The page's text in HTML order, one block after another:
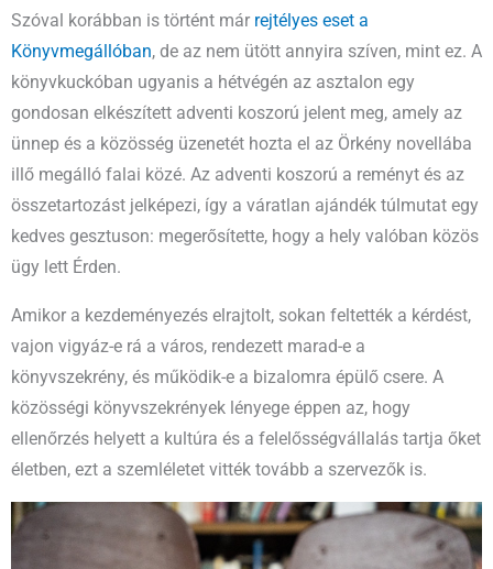
Szóval korábban is történt már rejtélyes eset a
Könyvmegállóban, de az nem ütött annyira szíven, mint ez. A
könyvkuckóban ugyanis a hétvégén az asztalon egy
gondosan elkészített adventi koszorú jelent meg, amely az
ünnep és a közösség üzenetét hozta el az Örkény novellába
illő megálló falai közé. Az adventi koszorú a reményt és az
összetartozást jelképezi, így a váratlan ajándék túlmutat egy
kedves gesztuson: megerősítette, hogy a hely valóban közös
ügy lett Érden.​
Amikor a kezdeményezés elrajtolt, sokan feltették a kérdést,
vajon vigyáz-e rá a város, rendezett marad-e a
könyvszekrény, és működik-e a bizalomra épülő csere. A
közösségi könyvszekrények lényege éppen az, hogy
ellenőrzés helyett a kultúra és a felelősségvállalás tartja őket
életben, ezt a szemléletet vitték tovább a szervezők is.​